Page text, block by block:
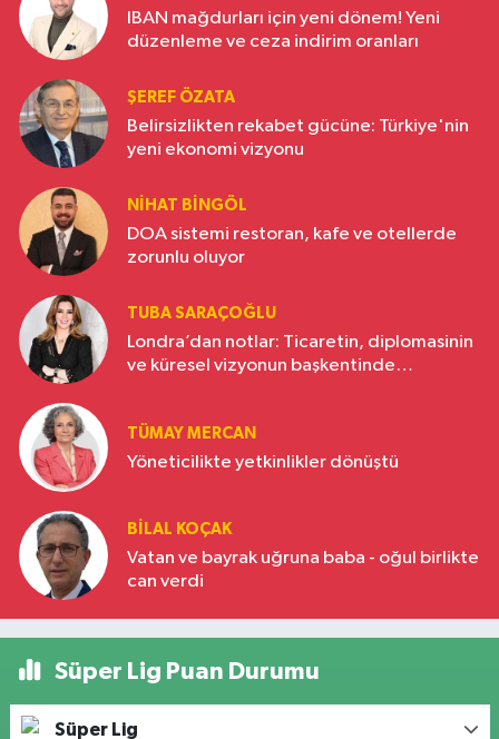
IBAN mağdurları için yeni dönem! Yeni
düzenleme ve ceza indirim oranları
ŞEREF ÖZATA
Belirsizlikten rekabet gücüne: Türkiye'nin
yeni ekonomi vizyonu
NIHAT BINGÖL
DOA sistemi restoran, kafe ve otellerde
zorunlu oluyor
TUBA SARAÇOĞLU
Londra’dan notlar: Ticaretin, diplomasinin
ve küresel vizyonun başkentinde
TÜMAY MERCAN
Yöneticilikte yetkinlikler dönüştü
BILAL KOÇAK
Vatan ve bayrak uğruna baba - oğul birlikte
can verdi
Süper Lig Puan Durumu
Süper Lig